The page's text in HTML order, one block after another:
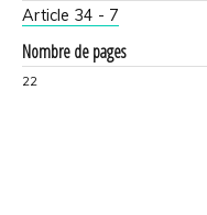
Article 34 - 7
Nombre de pages
22